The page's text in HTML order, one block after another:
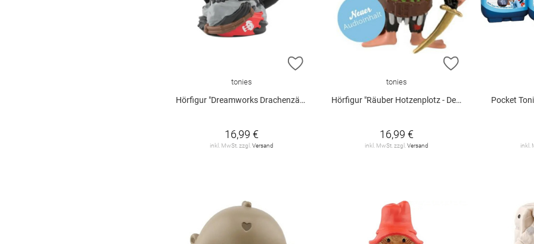
ZUR WUNSCHLISTE HINZUFÜGEN
tonies
Hörfigur "Dreamworks Drachenzähmen leicht gemacht 2"
16,99 €
inkl. MwSt. zzgl. Versand
ZUR
tonies
Hörfigur "Räuber Hotzenplotz - Der Räuber Hotzenplotz" (Relaunch)
16,99 €
inkl. MwSt. zzgl.Versand
Pocket
inkl.